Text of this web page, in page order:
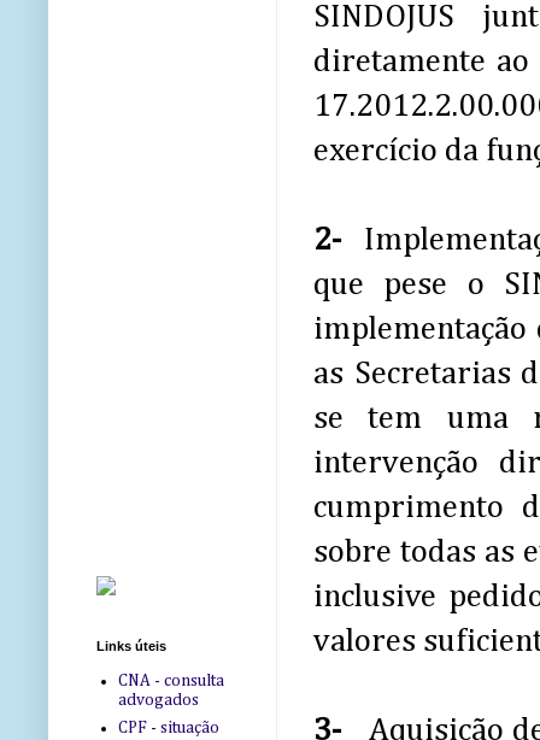
SINDOJUS
diretamente ao
exercício da
2-
que pese o
implementação
as Secretarias
se tem uma
intervenção
cumprimento
sobre todas as
inclusive
valores
3- Aquisição
Links úteis
CNA - consulta
advogados
CPF - situação